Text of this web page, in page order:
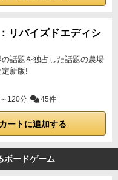
リバイズドエディシ
話題を独占した話題の農場
新版!
120分 45件
ートに追加する
ボードゲーム